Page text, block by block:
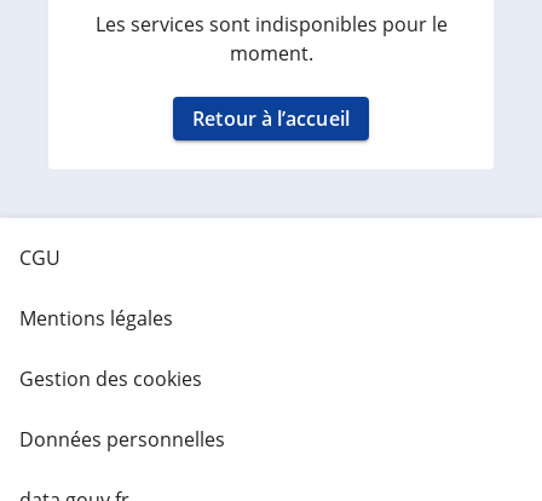
Les services sont indisponibles pour le
moment.
Retour à l’accueil
CGU
Mentions légales
Gestion des cookies
Données personnelles